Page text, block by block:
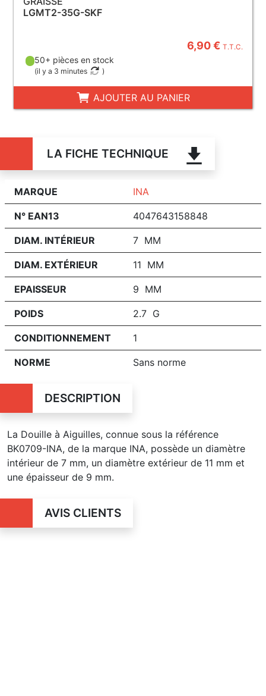
LGMT2-35G-SKF
6,90 €T.T.C.
50+ pièces en stock
(il y a 3 minutes )
AJOUTER AU PANIER
LA FICHE TECHNIQUE
MARQUE INA
N° EAN13 4047643158848
DIAM. INTÉRIEUR 7 MM
DIAM. EXTÉRIEUR 11 MM
EPAISSEUR 9 MM
POIDS 2.7 G
CONDITIONNEMENT 1
NORME Sans norme
DESCRIPTION
La Douille à Aiguilles, connue sous la référence
BK0709-INA, de la marque INA, possède un diamètre
intérieur de 7 mm, un diamètre extérieur de 11 mm et
une épaisseur de 9 mm.
AVIS CLIENTS